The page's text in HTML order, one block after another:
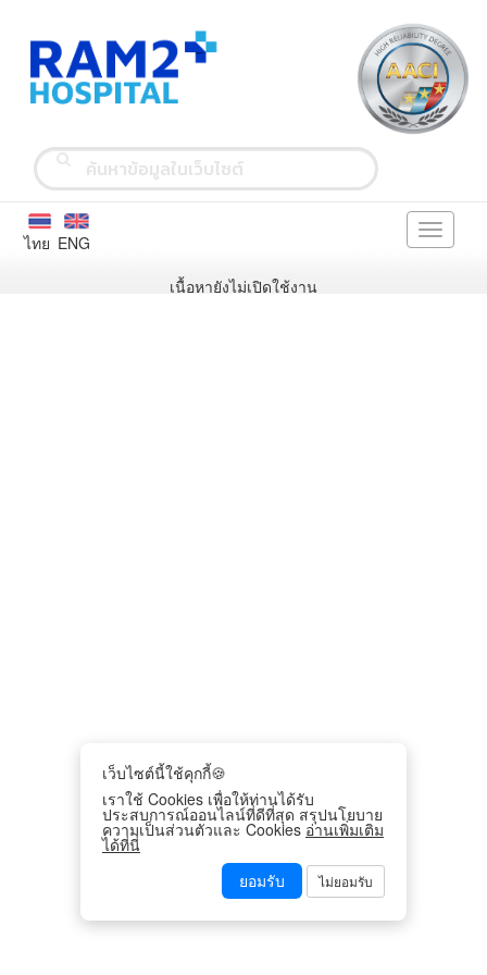
เว็บไซต์นี้ใช้คุกกี้🍪
เราใช้ Cookies เพื่อให้ท่านได้รับ
ประสบการณ์ออนไลน์ที่ดีที่สุด สรุปนโยบาย
ความเป็นส่วนตัวและ Cookies อ่านเพิ่มเติม
ได้ที่นี่
ยอมรับ
ไม่ยอมรับ
ENG
ไทย
Toggle
เนื้อหายังไม่เปิดใช้งาน